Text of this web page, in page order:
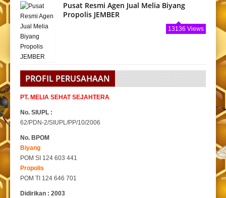
Pusat Resmi Agen Jual Melia Biyang
Propolis JEMBER
13136 Views
PROFIL PERUSAHAAN
PT. MELIA SEHAT SEJAHTERA
No. SIUPL :
62/PDN-2/SIUPL/PP/10/2006
No. BPOM
Biyang
POM SI 124 603 441
Propolis
POM TI 124 646 701
Didirikan : 2003